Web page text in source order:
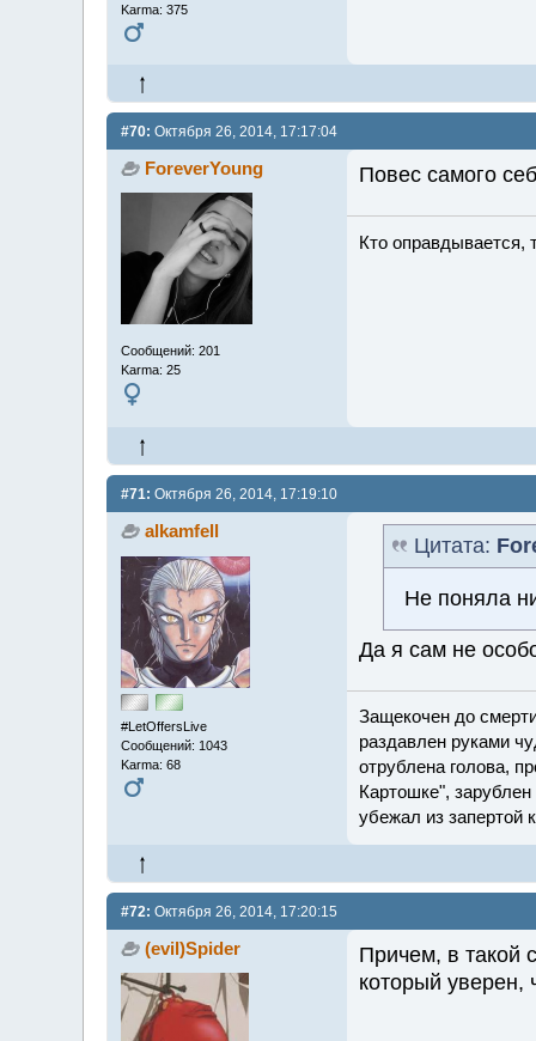
Karma: 375
#70: Октября 26, 2014, 17:17:04
ForeverYoung
Сообщений: 201
Karma: 25
Повес самого
Кто оправдывается,
#71: Октября 26, 2014, 17:19:10
alkamfell
#LetOffersLive
Сообщений: 1043
Karma: 68
Цитата:
Не поняла
Да я сам не
Защекочен до
раздавлен руками
отрублена голова,
Картошке",
убежал из запертой
#72: Октября 26, 2014, 17:20:15
(evil)Spider
Причем, в такой
который уверен,